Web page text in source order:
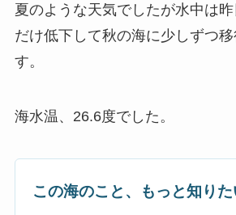
夏のような天気でしたが水中は
だけ低下して秋の海に少しずつ
す。
海水温、26.6度でした。
この海のこと、もっと知り